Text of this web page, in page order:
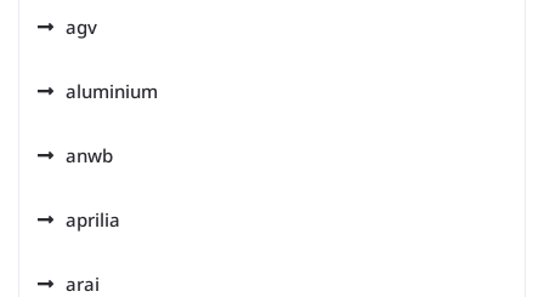
agv
aluminium
anwb
aprilia
arai